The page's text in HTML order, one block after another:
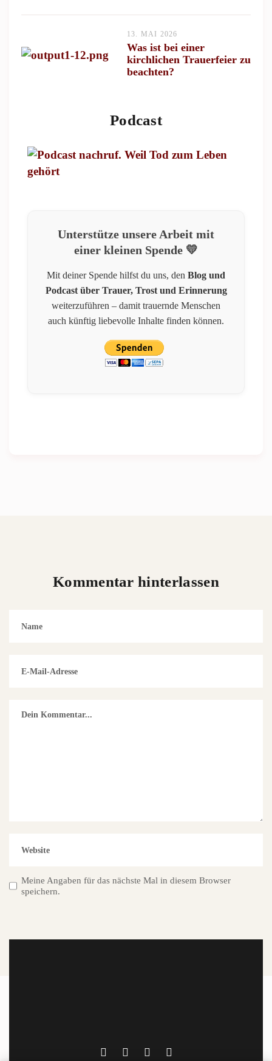
13. MAI 2026
Was ist bei einer
kirchlichen Trauerfeier zu
beachten?
Podcast
Unterstütze unsere Arbeit mit
einer kleinen Spende 💛
Mit deiner Spende hilfst du uns, den Blog und
Podcast über Trauer, Trost und Erinnerung
weiterzuführen – damit trauernde Menschen
auch künftig liebevolle Inhalte finden können.
Kommentar hinterlassen
Meine Angaben für das nächste Mal in diesem Browser
speichern.